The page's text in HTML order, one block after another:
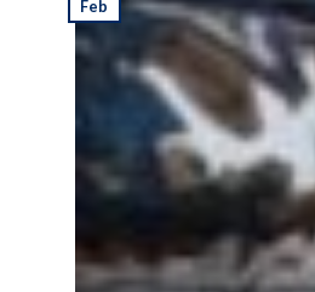
Feb